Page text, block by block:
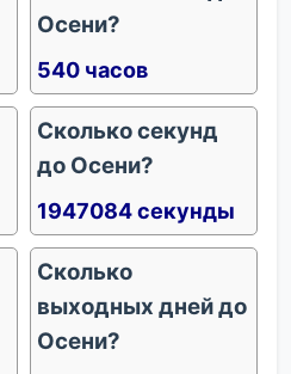
Осени?
540 часов
Сколько секунд
до Осени?
1947084 секунды
Сколько
выходных дней до
Осени?